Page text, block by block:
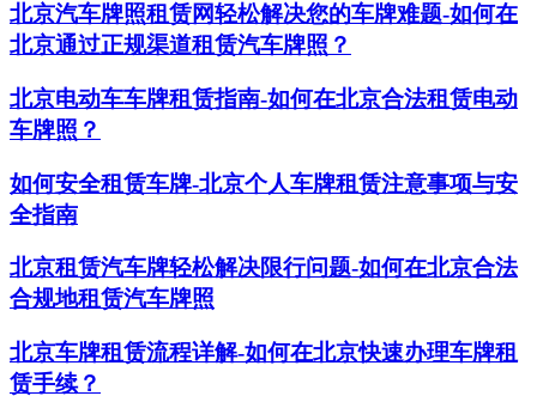
北京汽车牌照租赁网轻松解决您的车牌难题-如何在
北京通过正规渠道租赁汽车牌照？
北京电动车车牌租赁指南-如何在北京合法租赁电动
车牌照？
如何安全租赁车牌-北京个人车牌租赁注意事项与安
全指南
北京租赁汽车牌轻松解决限行问题-如何在北京合法
合规地租赁汽车牌照
北京车牌租赁流程详解-如何在北京快速办理车牌租
赁手续？